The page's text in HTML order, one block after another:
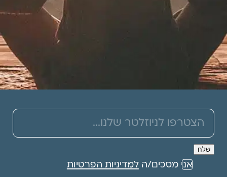
אני מסכים/הלמדיניות הפרטיות